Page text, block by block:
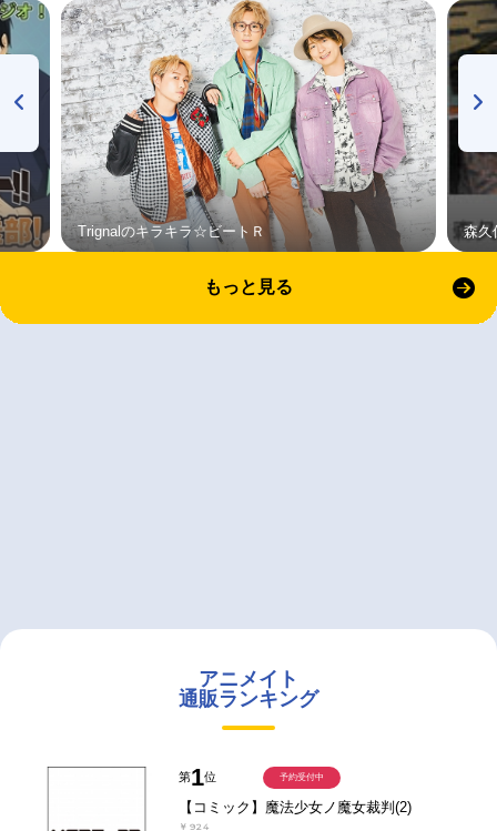
Trignalのキラキラ☆ビートＲ 森久
もっと見る
アニメイト
通販ランキング
第1位
【コミック】魔法少女ノ魔女裁判(2)
￥924
予約受付中